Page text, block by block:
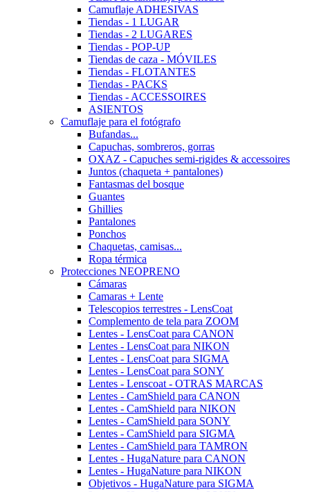
Camuflaje ADHESIVAS
Tiendas - 1 LUGAR
Tiendas - 2 LUGARES
Tiendas - POP-UP
Tiendas de caza - MÓVILES
Tiendas - FLOTANTES
Tiendas - PACKS
Tiendas - ACCESSOIRES
ASIENTOS
Camuflaje para el fotógrafo
Bufandas...
Capuchas, sombreros, gorras
OXAZ - Capuches semi-rigides & accessoires
Juntos (chaqueta + pantalones)
Fantasmas del bosque
Guantes
Ghillies
Pantalones
Ponchos
Chaquetas, camisas...
Ropa térmica
Protecciones NEOPRENO
Cámaras
Camaras + Lente
Telescopios terrestres - LensCoat
Complemento de tela para ZOOM
Lentes - LensCoat para CANON
Lentes - LensCoat para NIKON
Lentes - LensCoat para SIGMA
Lentes - LensCoat para SONY
Lentes - Lenscoat - OTRAS MARCAS
Lentes - CamShield para CANON
Lentes - CamShield para NIKON
Lentes - CamShield para SONY
Lentes - CamShield para SIGMA
Lentes - CamShield para TAMRON
Lentes - HugaNature para CANON
Lentes - HugaNature para NIKON
Objetivos - HugaNature para SIGMA